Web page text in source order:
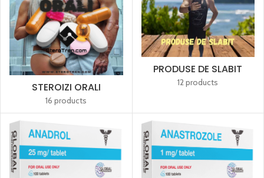
STEROIZI ORALI
16 products
PRODUSE DE SLABIT
12 products